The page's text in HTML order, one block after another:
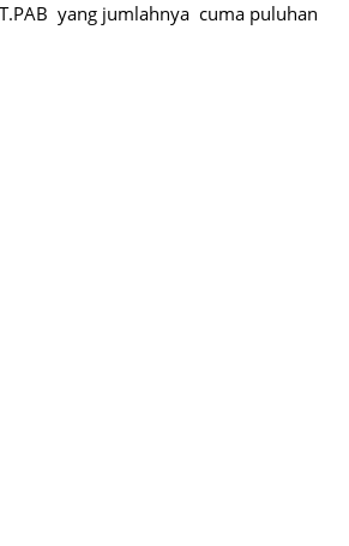
yang jumlahnya cuma puluhan